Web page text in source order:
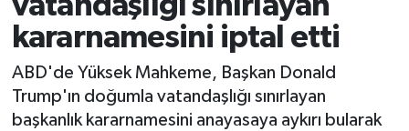
kararnamesini iptal etti
ABD'de Yüksek Mahkeme, Başkan Donald
Trump'ın doğumla vatandaşlığı sınırlayan
başkanlık kararnamesini anayasaya aykırı bularak
Advertising news
Canlı Maç
Son Dakika Haberleri
Haber Arşivi